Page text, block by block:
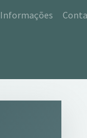
Informações